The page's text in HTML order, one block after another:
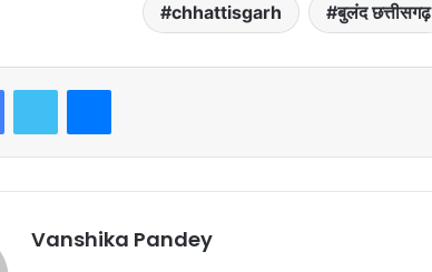
chhattisgarh बुलंद छत्तीसगढ़
FacebookTwitter Messenger
Vanshika Pandey